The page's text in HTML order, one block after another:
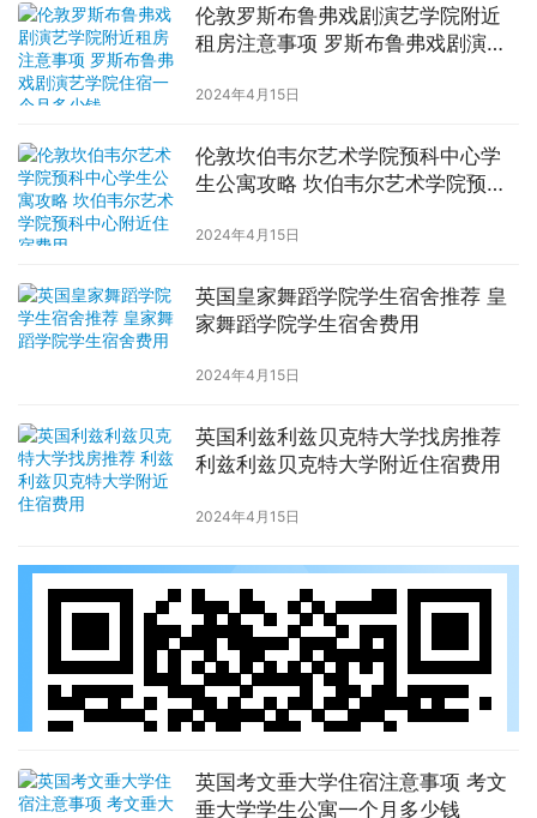
伦敦罗斯布鲁弗戏剧演艺学院附近
租房注意事项 罗斯布鲁弗戏剧演艺
2024年4月15日
伦敦坎伯韦尔艺术学院预科中心学
生公寓攻略 坎伯韦尔艺术学院预科
2024年4月15日
英国皇家舞蹈学院学生宿舍推荐 皇
家舞蹈学院学生宿舍费用
2024年4月15日
英国利兹利兹贝克特大学找房推荐
利兹利兹贝克特大学附近住宿费用
2024年4月15日
英国考文垂大学住宿注意事项 考文
垂大学学生公寓一个月多少钱